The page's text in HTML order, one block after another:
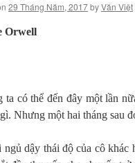
29 Tháng Năm, 2017byVăn Việt
Orwell
ta có thể đến đây một lần
Nhưng một hai tháng sau
ngủ dậy thái độ của cô khác